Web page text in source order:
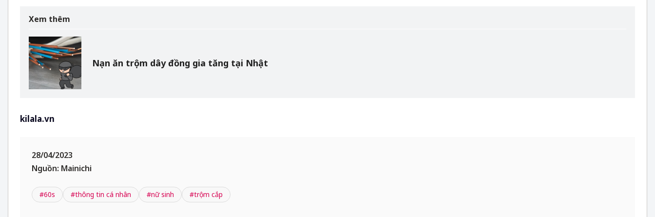
Xem thêm
Nạn ăn trộm dây đồng gia tăng tại Nhật
kilala.vn
28/04/2023
Nguồn: Mainichi
#60s #thông tin cá nhân #nữ sinh #trộm cắp